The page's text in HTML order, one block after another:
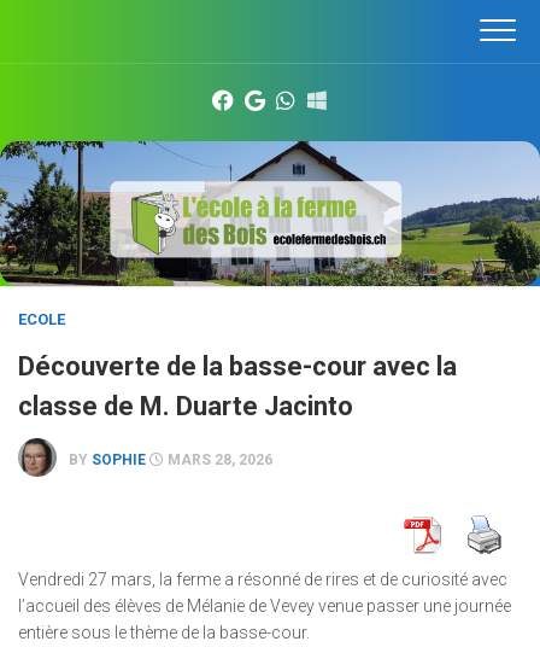
content
ECOLE
Découverte de la basse-cour avec la
classe de M. Duarte Jacinto
BY SOPHIE MARS 28, 2026
Vendredi 27 mars, la ferme a résonné de rires et de curiosité avec
l’accueil des élèves de Mélanie de Vevey venue passer une journée
entière sous le thème de la basse-cour.